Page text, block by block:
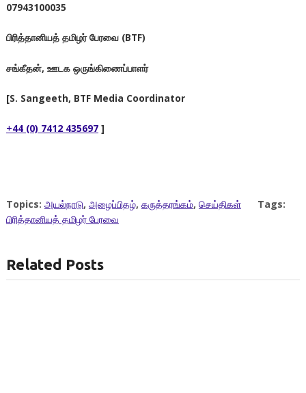
07943100035
பிரித்தானியத் தமிழர் பேரவை(BTF)
சங்கீதன், ஊடக ஒருங்கிணைப்பாளர்
[S. Sangeeth, BTF Media Coordinator
+44 (0) 7412 435697]
Topics: அயல்நாடு, அழைப்பிதழ், கருத்தரங்கம், செய்திகள்
Tags:
பிரித்தானியத் தமிழர் பேரவை
Related Posts